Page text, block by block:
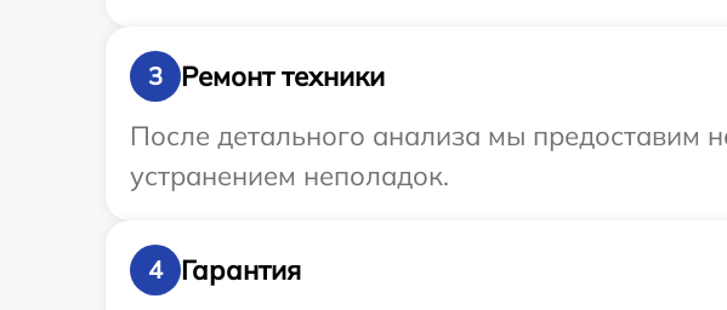
3
Ремонт техники
После детального анализа мы предоставим
устранением неполадок.
4
Гарантия